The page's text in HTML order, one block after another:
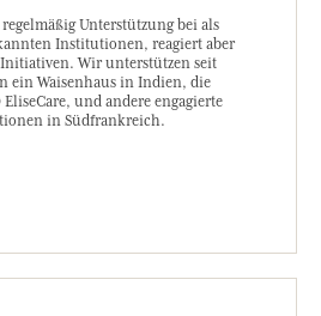
Unterstützung bei als
Institutionen, reagiert aber
Wir unterstützen seit
ein Waisenhaus in Indien, die
EliseCare, und andere engagierte
in Südfrankreich.